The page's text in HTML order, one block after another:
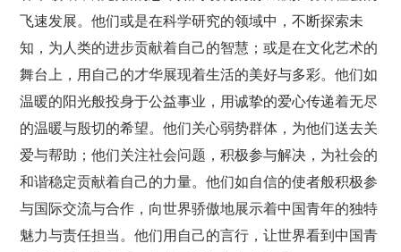
飞速发展。他们或是在科学研究的领域中，不断探索未
知，为人类的进步贡献着自己的智慧；或是在文化艺术的
舞台上，用自己的才华展现着生活的美好与多彩。他们如
温暖的阳光般投身于公益事业，用诚挚的爱心传递着无尽
的温暖与殷切的希望。他们关心弱势群体，为他们送去关
爱与帮助；他们关注社会问题，积极参与解决，为社会的
和谐稳定贡献着自己的力量。他们如自信的使者般积极参
与国际交流与合作，向世界骄傲地展示着中国青年的独特
魅力与责任担当。他们用自己的言行，让世界看到中国青